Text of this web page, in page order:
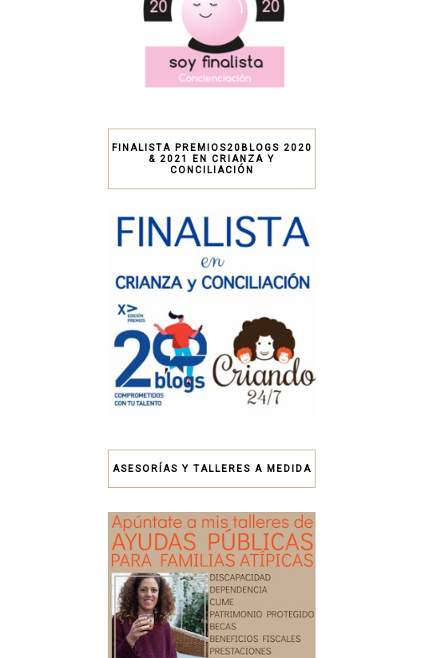
FINALISTA PREMIOS20BLOGS 2020
& 2021 EN CRIANZA Y
CONCILIACIÓN
ASESORÍAS Y TALLERES A MEDIDA